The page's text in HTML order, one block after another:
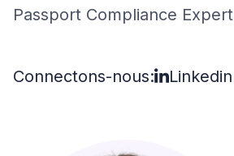
Passport Compliance Expert
Connectons-nous: Linkedin